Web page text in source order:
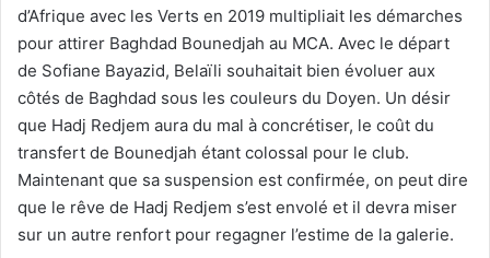
d’Afrique avec les Verts en 2019 multipliait les démarches
pour attirer Baghdad Bounedjah au MCA. Avec le départ
de Sofiane Bayazid, Belaïli souhaitait bien évoluer aux
côtés de Baghdad sous les couleurs du Doyen. Un désir
que Hadj Redjem aura du mal à concrétiser, le coût du
transfert de Bounedjah étant colossal pour le club.
Maintenant que sa suspension est confirmée, on peut dire
que le rêve de Hadj Redjem s’est envolé et il devra miser
sur un autre renfort pour regagner l’estime de la galerie.